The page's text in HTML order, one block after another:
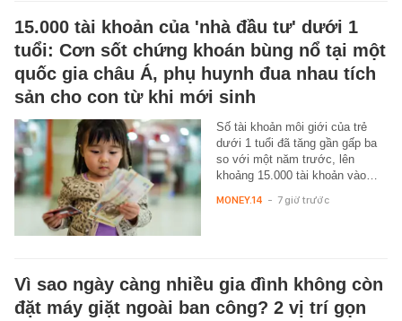
15.000 tài khoản của 'nhà đầu tư' dưới 1
tuổi: Cơn sốt chứng khoán bùng nổ tại một
quốc gia châu Á, phụ huynh đua nhau tích
sản cho con từ khi mới sinh
Số tài khoản môi giới của trẻ
dưới 1 tuổi đã tăng gần gấp ba
so với một năm trước, lên
khoảng 15.000 tài khoản vào…
MONEY.14 - 7 giờ trước
Vì sao ngày càng nhiều gia đình không còn
đặt máy giặt ngoài ban công? 2 vị trí gọn